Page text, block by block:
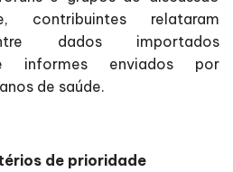
contribuintes relataram
dados importados
informes enviados por
de saúde.
de prioridade